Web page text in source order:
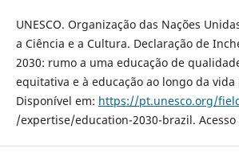
UNESCO. Organização das Nações
a Ciência e a Cultura. Declaração de
2030: rumo a uma educação de
equitativa e à educação ao longo da vida
Disponível em: https://pt.unesco.org/
/expertise/education-2030-brazil. Acesso